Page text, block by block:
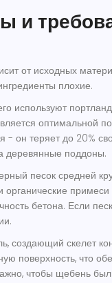
и
от исходных
плохие.
используют
оптимальной по
он теряет до 20%
деревянные поддоны.
песок средней
примеси
бетона. Если
создающий скелет
поверхность, что
чтобы щебень